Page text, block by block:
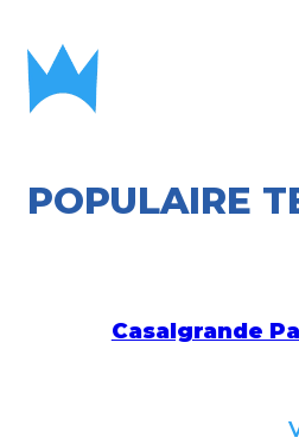
POPULAIRE
Casalgrande